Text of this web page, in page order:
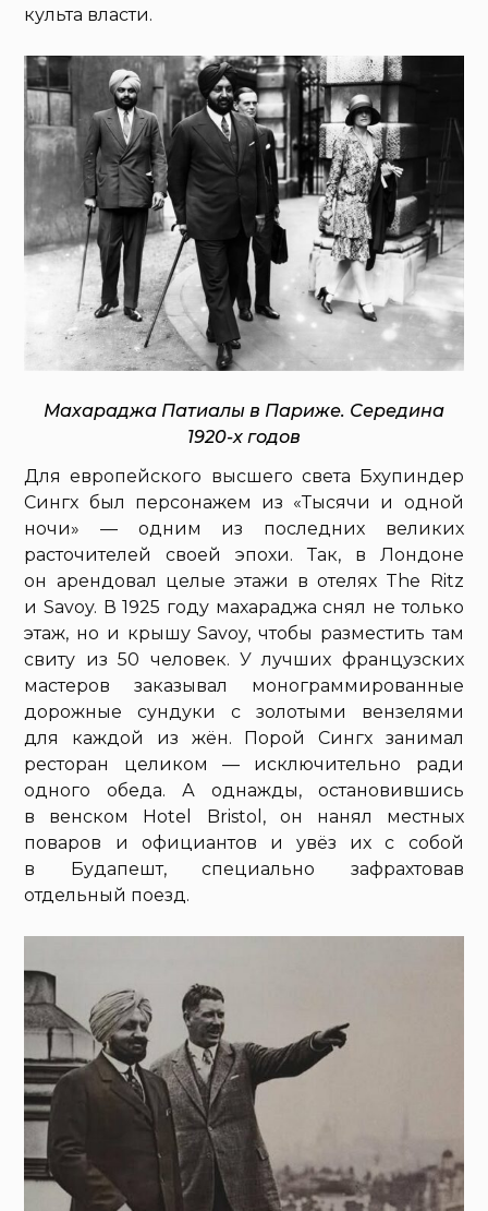
культа власти.
Махараджа Патиалы в Париже. Середина
1920-х годов
Для европейского высшего света Бхупиндер
Сингх был персонажем из «Тысячи и одной
ночи» — одним из последних великих
расточителей своей эпохи. Так, в Лондоне
он арендовал целые этажи в отелях The Ritz
и Savoy. В 1925 году махараджа снял не только
этаж, но и крышу Savoy, чтобы разместить там
свиту из 50 человек. У лучших французских
мастеров заказывал монограммированные
дорожные сундуки с золотыми вензелями
для каждой из жён. Порой Сингх занимал
ресторан целиком — исключительно ради
одного обеда. А однажды, остановившись
в венском Hotel Bristol, он нанял местных
поваров и официантов и увёз их с собой
в Будапешт, специально зафрахтовав
отдельный поезд.